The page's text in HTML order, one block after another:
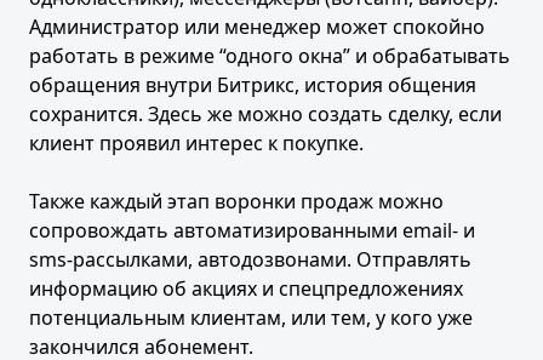
Администратор или менеджер может спокойно
работать в режиме “одного окна” и обрабатывать
обращения внутри Битрикс, история общения
сохранится. Здесь же можно создать сделку, если
клиент проявил интерес к покупке.
Также каждый этап воронки продаж можно
сопровождать автоматизированными email- и
sms-рассылками, автодозвонами. Отправлять
информацию об акциях и спецпредложениях
потенциальным клиентам, или тем, у кого уже
закончился абонемент.